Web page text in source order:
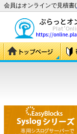
会員はオンラインで見積書(